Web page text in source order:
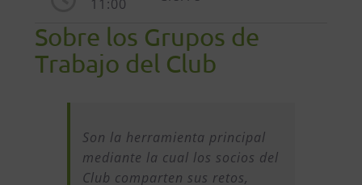
11:00
Sobre los Grupos de
Trabajo del Club
Son la herramienta principal
mediante la cual los socios del
Club comparten sus retos,